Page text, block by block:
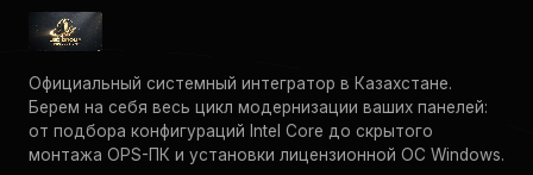
доску.
Официальный системный интегратор в Казахстане.
Берем на себя весь цикл модернизации ваших панелей:
от подбора конфигураций Intel Core до скрытого
монтажа OPS-ПК и установки лицензионной ОС Windows.